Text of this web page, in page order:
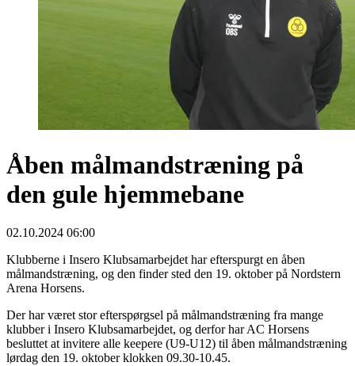
Åben målmandstræning på
den gule hjemmebane
02.10.2024 06:00
Klubberne i Insero Klubsamarbejdet har efterspurgt en åben
målmandstræning, og den finder sted den 19. oktober på Nordstern
Arena Horsens.
Der har været stor efterspørgsel på målmandstræning fra mange
klubber i Insero Klubsamarbejdet, og derfor har AC Horsens
besluttet at invitere alle keepere (U9-U12) til åben målmandstræning
lørdag den 19. oktober klokken 09.30-10.45.